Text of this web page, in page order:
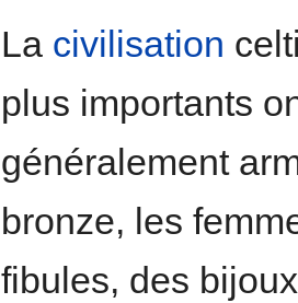
La civilisation
plus importants
généralement
bronze, les
fibules, des